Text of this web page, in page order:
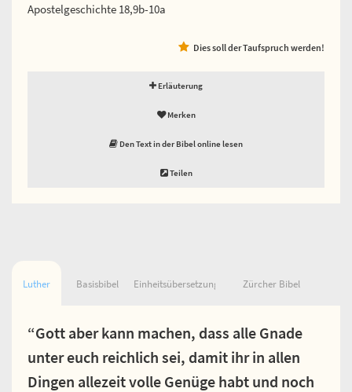
Apostelgeschichte 18,9b-10a
Dies soll der Taufspruch werden!
Erläuterung
Merken
Den Text in der Bibel online lesen
Teilen
Luther Basisbibel Einheitsübersetzung Zürcher Bibel
“Gott aber kann machen, dass alle Gnade
unter euch reichlich sei, damit ihr in allen
Dingen allezeit volle Genüge habt und noch